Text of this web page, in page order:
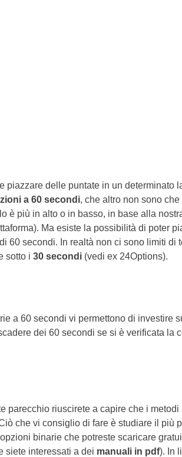
delle puntate in un determinato
a 60 secondi, che altro non sono
è più in alto o in basso, in base alla
Ma esiste la possibilità di poter
60 secondi. In realtà non ci sono limiti di
sotto i 30 secondi(vedi ex 24Options).
a 60 secondi vi permettono di investire
dei 60 secondi se si è verificata la
parecchio riuscirete a capire che i
che vi consiglio di fare è studiare il più
binarie che potreste scaricare
siete interessati a dei manuali in pdf). In